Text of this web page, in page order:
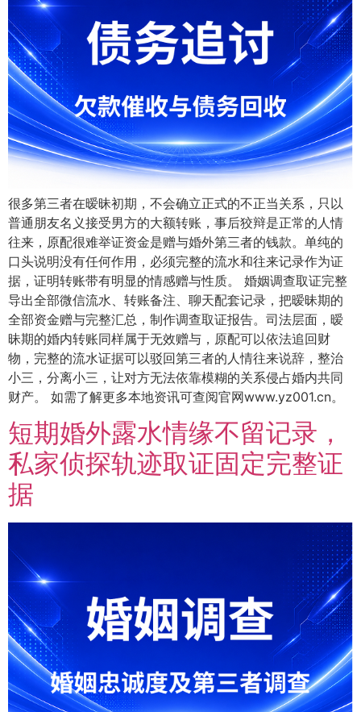
很多第三者在暧昧初期，不会确立正式的不正当关系，只以
普通朋友名义接受男方的大额转账，事后狡辩是正常的人情
往来，原配很难举证资金是赠与婚外第三者的钱款。单纯的
口头说明没有任何作用，必须完整的流水和往来记录作为证
据，证明转账带有明显的情感赠与性质。 婚姻调查取证完整
导出全部微信流水、转账备注、聊天配套记录，把暧昧期的
全部资金赠与完整汇总，制作调查取证报告。司法层面，暧
昧期的婚内转账同样属于无效赠与，原配可以依法追回财
物，完整的流水证据可以驳回第三者的人情往来说辞，整治
小三，分离小三，让对方无法依靠模糊的关系侵占婚内共同
财产。 如需了解更多本地资讯可查阅官网www.yz001.cn。
短期婚外露水情缘不留记录，
私家侦探轨迹取证固定完整证
据